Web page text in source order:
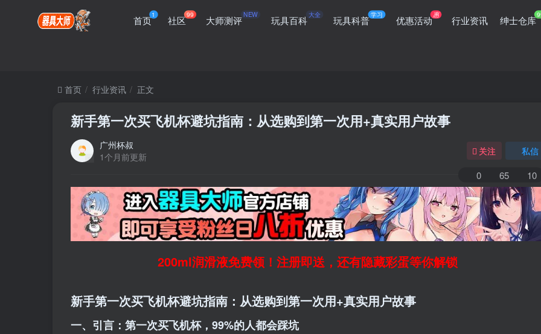
首页1 社区99 大师测评NEW 玩具百科大全 玩具科普学习 优惠活动惠 行业资讯 绅士仓库
首页 行业资讯 正文
新手第一次买飞机杯避坑指南：从选购到第一次用+真实用户故事
广州杯叔
1个月前更新
关注 私信
0 65 10
200ml润滑液免费领！注册即送，还有隐藏彩蛋等你解锁
新手第一次买飞机杯避坑指南：从选购到第一次用+真实用户故事
一、引言：第一次买飞机杯，99%的人都会踩坑